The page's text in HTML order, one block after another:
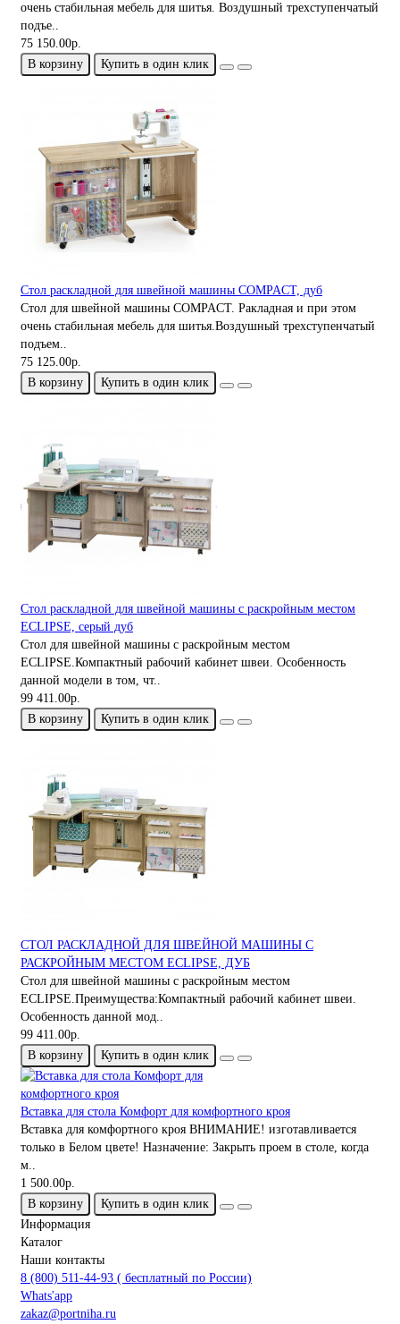
очень стабильная мебель для шитья. Воздушный трехступенчатый
подъе..
75 150.00р.
В корзину
Купить в один клик
Стол раскладной для швейной машины COMPACT, дуб
Стол для швейной машины COMPACT. Ракладная и при этом
очень стабильная мебель для шитья.Воздушный трехступенчатый
подъем..
75 125.00р.
В корзину
Купить в один клик
Стол раскладной для швейной машины с раскройным местом
ECLIPSE, серый дуб
Стол для швейной машины с раскройным местом
ECLIPSE.Компактный рабочий кабинет швеи. Особенность
данной модели в том, чт..
99 411.00р.
В корзину
Купить в один клик
СТОЛ РАСКЛАДНОЙ ДЛЯ ШВЕЙНОЙ МАШИНЫ С
РАСКРОЙНЫМ МЕСТОМ ECLIPSE, ДУБ
Стол для швейной машины с раскройным местом
ECLIPSE.Преимущества:Компактный рабочий кабинет швеи.
Особенность данной мод..
99 411.00р.
В корзину
Купить в один клик
Вставка для стола Комфорт для комфортного кроя
Вставка для комфортного кроя ВНИМАНИЕ! изготавливается
только в Белом цвете! Назначение: Закрыть проем в столе, когда
м..
1 500.00р.
В корзину
Купить в один клик
Информация
Каталог
Наши контакты
8 (800) 511-44-93 ( бесплатный по России)
Whats'app
zakaz@portniha.ru